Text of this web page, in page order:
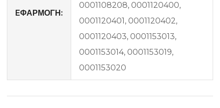
EΦΑΡΜΟΓΗ:
0001108208, 0001120400,
0001120401, 0001120402,
0001120403, 0001153013,
0001153014, 0001153019,
0001153020